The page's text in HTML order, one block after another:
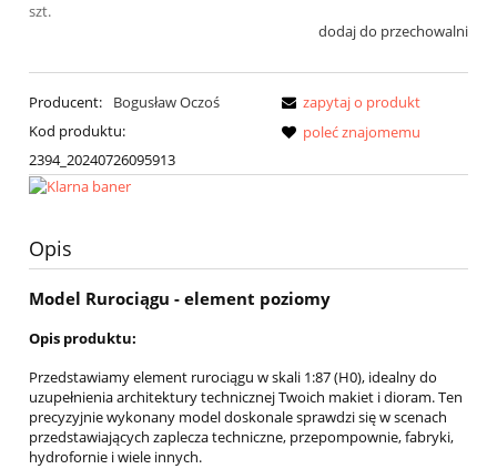
szt.
dodaj do przechowalni
Producent:
Bogusław Oczoś
Kod produktu:
2394_20240726095913
zapytaj o produkt
poleć znajomemu
Opis
Model Rurociągu - element poziomy
Opis produktu:
Przedstawiamy element rurociągu w skali 1:87 (H0), idealny do
uzupełnienia architektury technicznej Twoich makiet i dioram. Ten
precyzyjnie wykonany model doskonale sprawdzi się w scenach
przedstawiających zaplecza techniczne, przepompownie, fabryki,
hydrofornie i wiele innych.